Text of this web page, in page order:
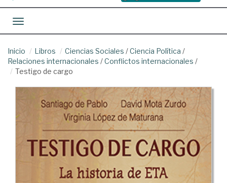
Toggle navigation
Inicio Libros Ciencias Sociales /Ciencia Política /
Relaciones internacionales /Conflictos internacionales /
Testigo de cargo